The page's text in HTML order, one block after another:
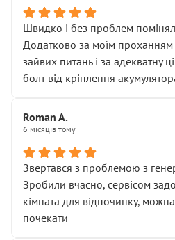
Швидко і без проблем
Додатково за моїм проханням
зайвих питань і за адекватну
болт від кріплення
Roman A.
6 місяців тому
Звертався з проблемою з
Зробили вчасно, сервісом
кімната для відпочинку,
почекати